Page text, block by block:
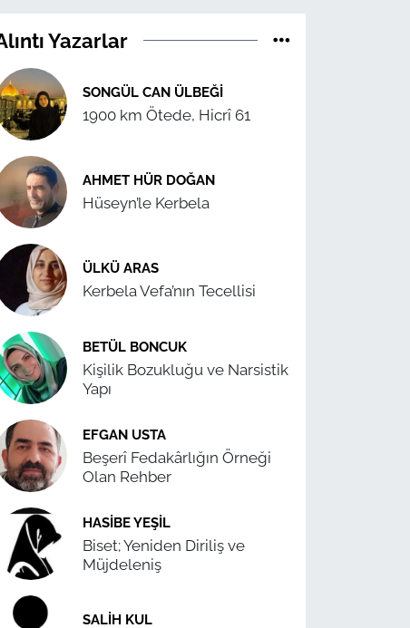
Yazarlar
SONGÜL CAN ÜLBEĞI
1900 km Ötede, Hicrî 61
AHMET HÜR DOĞAN
Hüseyn’le Kerbela
ÜLKÜ ARAS
Kerbela Vefa’nın Tecellisi
BETÜL BONCUK
Kişilik Bozukluğu ve Narsistik
Yapı
EFGAN USTA
Beşerî Fedakârlığın Örneği
Olan Rehber
HASIBE YEŞIL
Biset; Yeniden Diriliş ve
Müjdeleniş
SALIH KUL